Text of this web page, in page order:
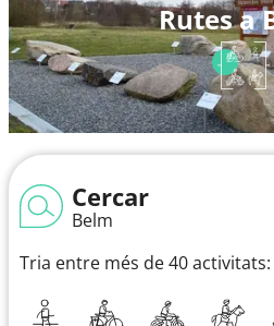
Rutes a
Cercar
Belm
Tria entre més de 40 activitats: